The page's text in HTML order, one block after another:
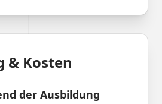
& Kosten
der Ausbildung